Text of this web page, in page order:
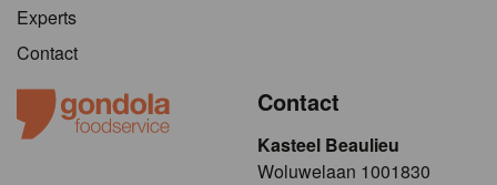
Experts
Contact
Contact
Kasteel Beaulieu
​​​Woluwelaan 1001830